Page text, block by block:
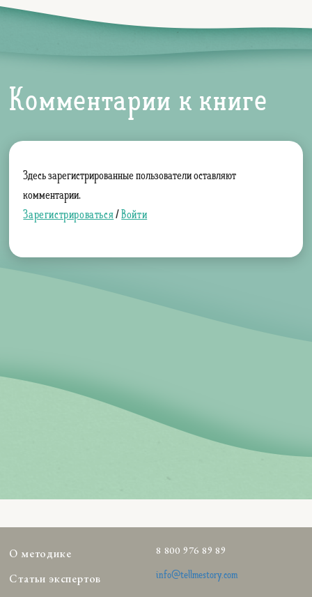
Комментарии к книге
Здесь зарегистрированные пользователи оставляют
комментарии.
Зарегистрироваться/Войти
О методике
Статьи экспертов
8 800 976 89 89
info@tellmestory.com